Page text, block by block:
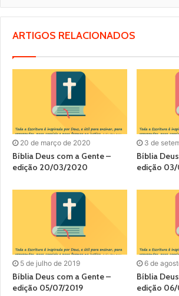
ARTIGOS RELACIONADOS
20 de março de 2020
Bíblia Deus com a Gente –
edição 20/03/2020
3 de
Bíblia
edição
5 de julho de 2019
Bíblia Deus com a Gente –
edição 05/07/2019
6 de
Bíblia
edição